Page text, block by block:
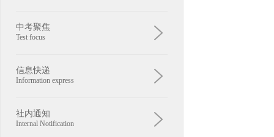
中考聚焦
Test focus
信息快递
Information express
社内通知
Internal Notification